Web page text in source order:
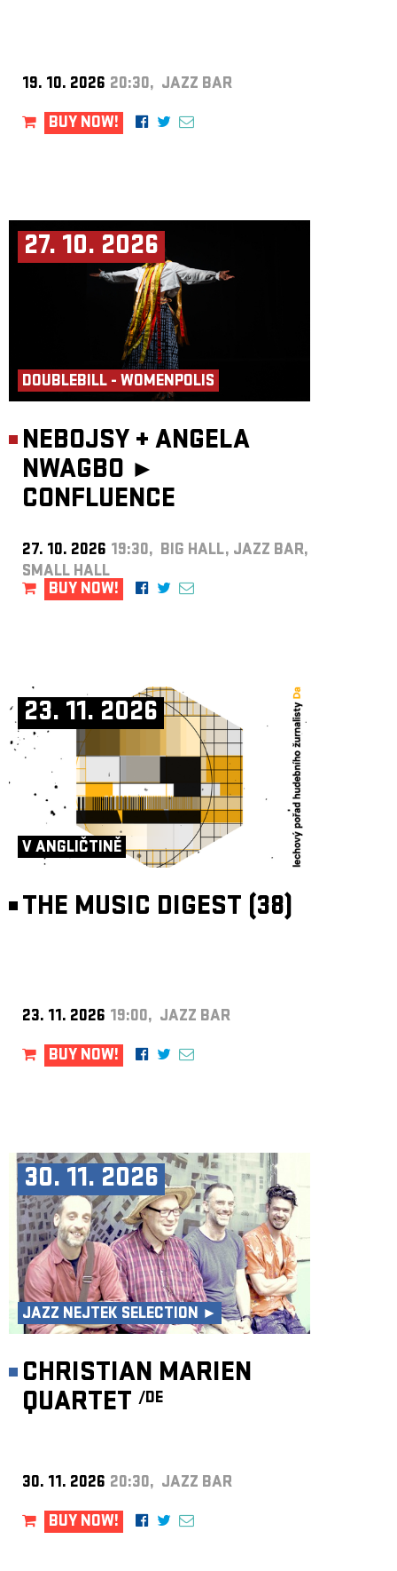
19. 10. 2026 20:30, JAZZ BAR
BUY NOW!
27. 10. 2026
DOUBLEBILL - WOMENPOLIS
NEBOJSY + ANGELA
NWAGBO ►
CONFLUENCE
27. 10. 2026 19:30, BIG HALL, JAZZ BAR,
SMALL HALL
BUY NOW!
23. 11. 2026
V ANGLIČTINĚ
THE MUSIC DIGEST (38)
23. 11. 2026 19:00, JAZZ BAR
BUY NOW!
30. 11. 2026
JAZZ NEJTEK SELECTION ►
CHRISTIAN MARIEN
QUARTET /DE
30. 11. 2026 20:30, JAZZ BAR
BUY NOW!